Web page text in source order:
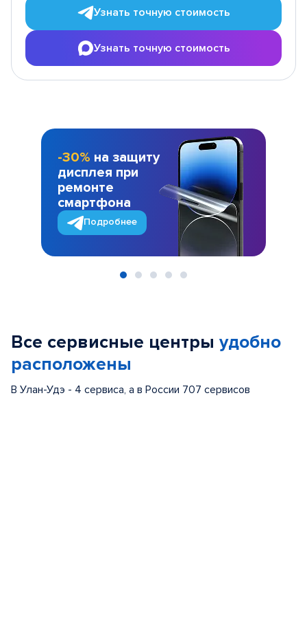
Узнать точную стоимость
Узнать точную стоимость
-30% на защиту
дисплея при
ремонте
смартфона
Подробнее
Все сервисные центры удобно
расположены
В Улан-Удэ - 4 сервиса, а в России 707 сервисов